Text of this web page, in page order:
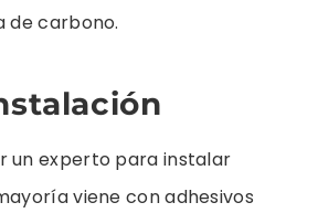
de carbono.
un experto para instalar
viene con adhesivos